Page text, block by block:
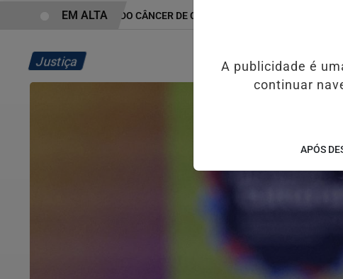
TRATAMENTO DO CÂNCER DE CABEÇA E PESCOÇO EVOLUI E
EM ALTA
Justiça
A publicidade é
continuar
APÓS